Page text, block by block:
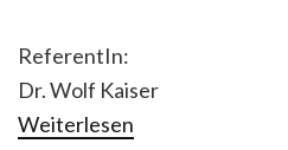
ReferentIn:
Dr. Wolf Kaiser
Weiterlesen